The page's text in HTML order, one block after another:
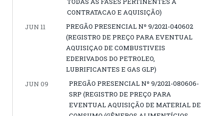
CONTRATACAO E AQUISIÇÃO)
JUN 11
PREGÃO PRESENCIAL Nº 9/2021-040602
(REGISTRO DE PREÇO PARA EVENTUAL
AQUISIÇAO DE COMBUSTIVEIS
EDERIVADOS DO PETROLEO,
LUBRIFICANTES E GAS GLP)
JUN 09
PREGÃO PRESENCIAL Nº 9/2021-080606-
SRP (REGISTRO DE PREÇO PARA
EVENTUAL AQUISIÇÃO DE MATERIAL DE